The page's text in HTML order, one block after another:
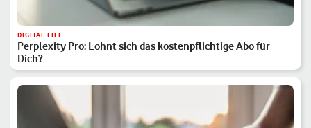
DIGITAL LIFE
Perplexity Pro: Lohnt sich das kostenpflichtige Abo für
Dich?